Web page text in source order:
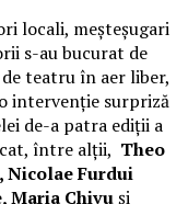
locali, meșteșugari
s-au bucurat de
teatru în aer liber,
intervenție surpriză
de-a patra ediții a
între alții, Theo
Nicolae Furdui
Maria Chivuși